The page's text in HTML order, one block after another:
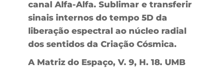
canal Alfa-Alfa. Sublimar e transferir
sinais internos do tempo 5D da
liberação espectral ao núcleo radial
dos sentidos da Criação Cósmica.
A Matriz do Espaço, V. 9, H. 18. UMB